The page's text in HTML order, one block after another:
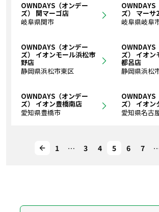
OWNDAYS（オンデー
ズ） 関マーゴ店
岐阜県関市
OWNDAYS
ズ） マーサ
岐阜県岐阜
OWNDAYS（オンデー
ズ） イオンモール浜松市
野店
静岡県浜松市東区
OWNDAYS
ズ） イオン
都呂店
静岡県浜松
OWNDAYS（オンデー
ズ） イオン豊橋南店
愛知県豊橋市
OWNDAYS
ズ） イオン
愛知県名古
1 … 3 4 5 6 7